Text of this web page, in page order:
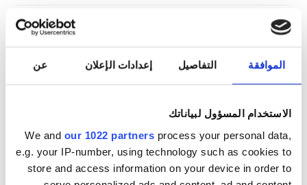
الموافقة التفاصيل إعدادات الإعلان عن
الاستخدام المسؤول لبياناتك
We and our 1022 partners process your personal data,
e.g. your IP-number, using technology such as cookies to
store and access information on your device in order to
الاثنين
الثلاثاء 06:30 - 18:30
الخميس 06:30 - 18:30
الجمعة 06:30 - 18:30